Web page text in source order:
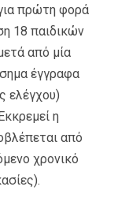
πρώτη φορά
18 παιδικών
από μία
έγγραφα
ελέγχου)
η
από
χρονικό